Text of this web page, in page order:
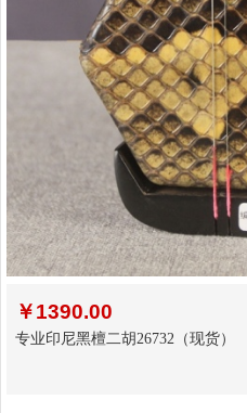
￥1390.00
专业印尼黑檀二胡26732（现货）